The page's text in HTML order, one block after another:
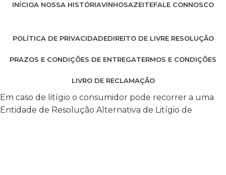
INÍCIOA NOSSA HISTÓRIAVINHOSAZEITEFALE CONNOSCO
POLÍTICA DE PRIVACIDADEDIREITO DE LIVRE RESOLUÇÃO
PRAZOS E CONDIÇÕES DE ENTREGATERMOS E CONDIÇÕES
LIVRO DE RECLAMAÇÃO
Em caso de litígio o consumidor pode recorrer a uma
Entidade de Resolução Alternativa de Litígio de